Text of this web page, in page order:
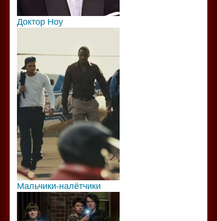
Доктор Ноу
Мальчики-налётчики